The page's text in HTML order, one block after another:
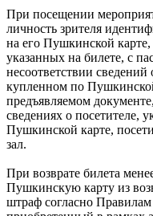
При посещении
личность зрителя
на его Пушкинской
указанных на билете, с
несоответствии сведений
купленном по
предъявляемом
сведениях о посетителе,
Пушкинской карте,
зал.
При возврате билета
Пушкинскую карту из
штраф согласно Правилам